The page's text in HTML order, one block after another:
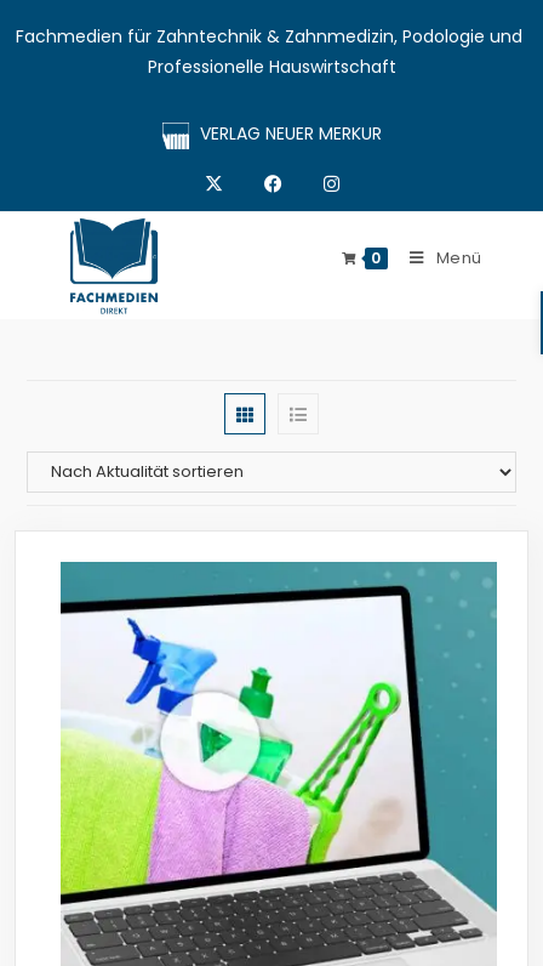
Fachmedien für Zahntechnik & Zahnmedizin, Podologie und
Professionelle Hauswirtschaft
VERLAG NEUER MERKUR
0 Menü